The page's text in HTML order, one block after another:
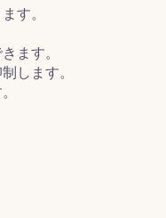
す。
ます。
します。